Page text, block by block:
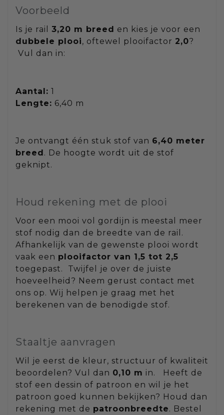
Voorbeeld
Is je rail 3,20 m breed en kies je voor een
dubbele plooi, oftewel plooifactor 2,0?
Vul dan in:
Aantal: 1
Lengte: 6,40 m
Je ontvangt één stuk stof van 6,40 meter
breed . De hoogte wordt uit de stof
geknipt.
Houd rekening met de plooi
Voor een mooi vol gordijn is meestal meer
stof nodig dan de breedte van de rail.
Afhankelijk van de gewenste plooi wordt
vaak een plooifactor van 1,5 tot 2,5
toegepast. Twijfel je over de juiste
hoeveelheid? Neem gerust contact met
ons op. Wij helpen je graag met het
berekenen van de benodigde stof.
Staaltje aanvragen
Wil je eerst de kleur, structuur of kwaliteit
beoordelen? Vul dan 0,10 m in. Heeft de
stof een dessin of patroon en wil je het
patroon goed kunnen bekijken? Houd dan
rekening met de patroonbreedte. Bestel